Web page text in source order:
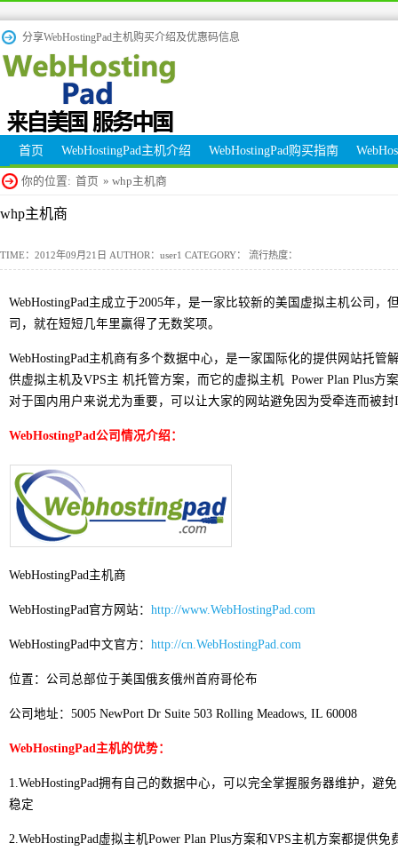
分享WebHostingPad主机购买介绍及优惠码信息
首页 WebHostingPad主机介绍 WebHostingPad购买指南
你的位置: 首页 » whp主机商
whp主机商
TIME：2012年09月21日 AUTHOR：user1 CATEGORY： 流行热度：
WebHostingPad主成立于2005年，是一家比较新的美国虚拟主机公司，
司，就在短短几年里赢得了无数奖项。
WebHostingPad主机商有多个数据中心，是一家国际化的提供网站托管
供虚拟主机及VPS主 机托管方案，而它的虚拟主机 Power Plan Plus方
对于国内用户来说尤为重要，可以让大家的网站避免因为受牵连而被封
WebHostingPad公司情况介绍：
WebHostingPad主机商
WebHostingPad官方网站： http://www.WebHostingPad.com
WebHostingPad中文官方： http://cn.WebHostingPad.com
位置：公司总部位于美国俄亥俄州首府哥伦布
公司地址：5005 NewPort Dr Suite 503 Rolling Meadows, IL 60008
WebHostingPad主机的优势：
1.WebHostingPad拥有自己的数据中心，可以完全掌握服务器维护，避
稳定
2.WebHostingPad虚拟主机Power Plan Plus方案和VPS主机方案都提供